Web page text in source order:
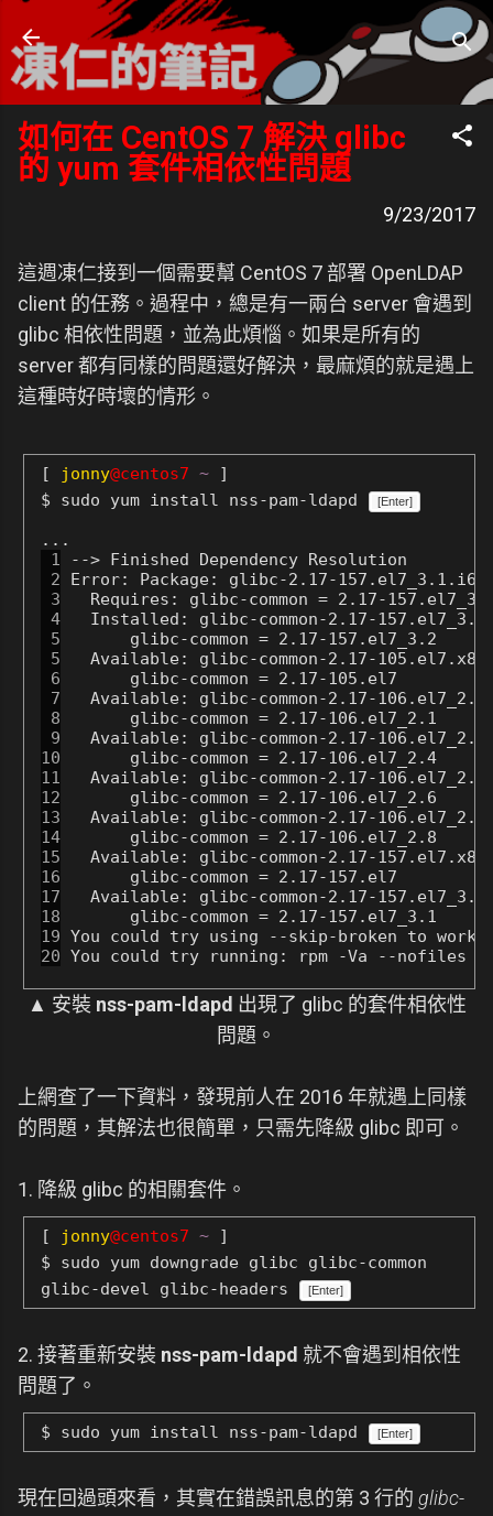
跳到主要內容
凍仁的筆記
- https://note.drx.tw
如何在 CentOS 7 解決 glibc
的 yum 套件相依性問題
9/23/2017
這週凍仁接到一個需要幫 CentOS 7 部署 OpenLDAP
client 的任務。過程中，總是有一兩台 server 會遇到
glibc 相依性問題，並為此煩惱。如果是所有的
server 都有同樣的問題還好解決，最麻煩的就是遇上
這種時好時壞的情形。
[ jonny@centos7 ~ ]
$ sudo yum install nss-pam-ldapd
[Enter]
1
2
3
4
5
5
6
7
8
9
10
11
12
13
14
15
16
17
18
19
20
▲ 安裝 nss-pam-ldapd 出現了 glibc 的套件相依性
問題。
上網查了一下資料，發現前人在 2016 年就遇上同樣
的問題，其解法也很簡單，只需先降級 glibc 即可。
1. 降級 glibc 的相關套件。
[ jonny@centos7 ~ ]
$ sudo yum downgrade glibc glibc-common
glibc-devel glibc-headers
[Enter]
2. 接著重新安裝 nss-pam-ldapd 就不會遇到相依性
問題了。
$ sudo yum install nss-pam-ldapd [Enter]
現在回過頭來看，其實在錯誤訊息的第 3 行的 glibc-